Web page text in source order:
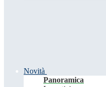
Novità
Panoramica